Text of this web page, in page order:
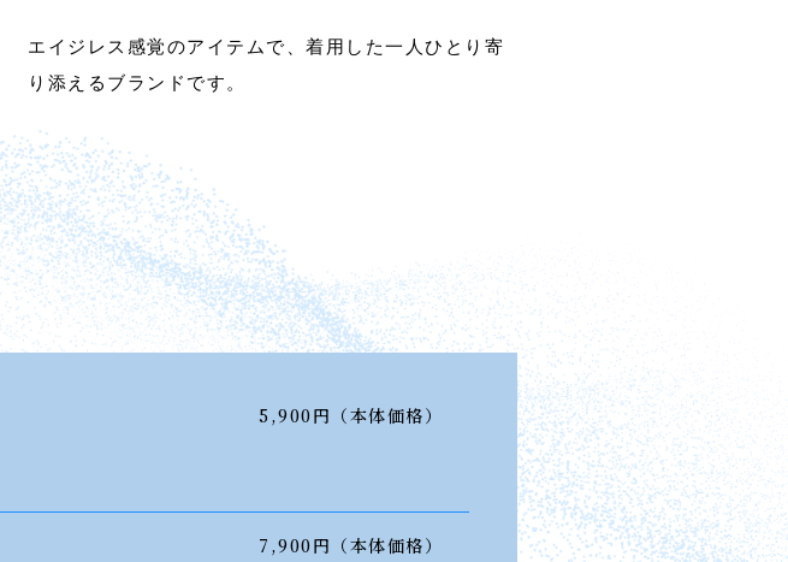
エイジレス感覚のアイテムで、着用した一人ひとり寄
り添えるブランドです。
5,900円（本体価格）
7,900円（本体価格）